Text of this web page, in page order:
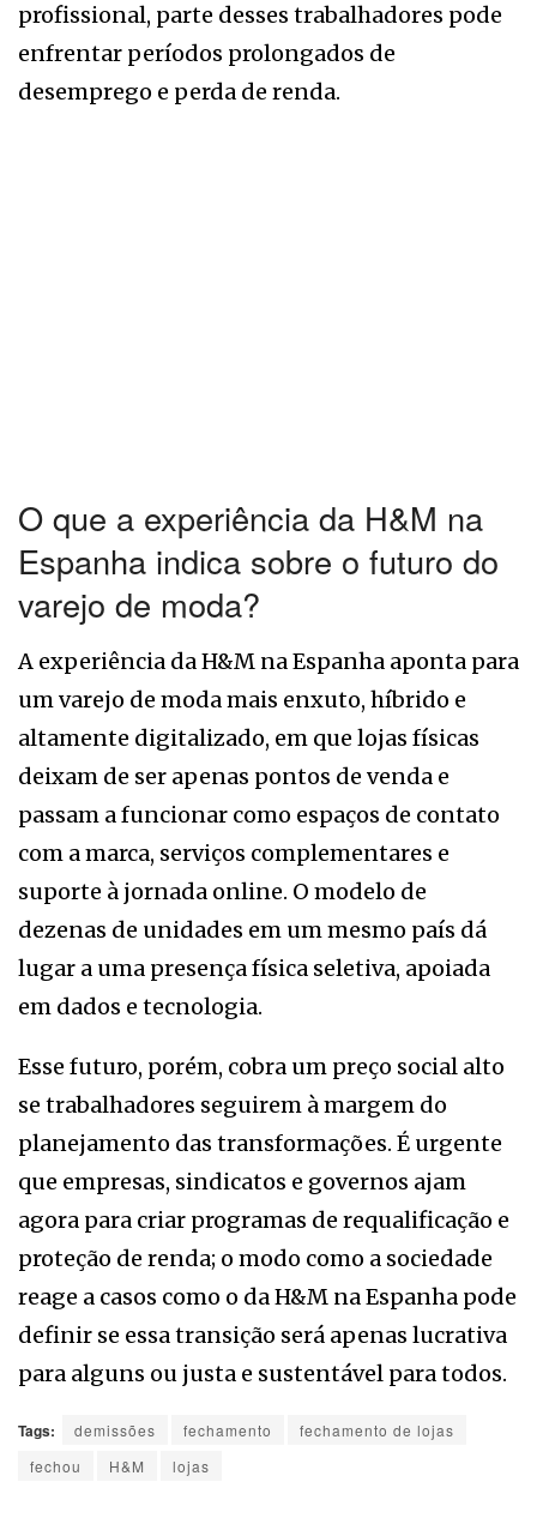
profissional, parte desses trabalhadores pode
enfrentar períodos prolongados de
desemprego e perda de renda.
O que a experiência da H&M na
Espanha indica sobre o futuro do
varejo de moda?
A experiência da H&M na Espanha aponta para
um varejo de moda mais enxuto, híbrido e
altamente digitalizado, em que lojas físicas
deixam de ser apenas pontos de venda e
passam a funcionar como espaços de contato
com a marca, serviços complementares e
suporte à jornada online. O modelo de
dezenas de unidades em um mesmo país dá
lugar a uma presença física seletiva, apoiada
em dados e tecnologia.
Esse futuro, porém, cobra um preço social alto
se trabalhadores seguirem à margem do
planejamento das transformações. É urgente
que empresas, sindicatos e governos ajam
agora para criar programas de requalificação e
proteção de renda; o modo como a sociedade
reage a casos como o da H&M na Espanha pode
definir se essa transição será apenas lucrativa
para alguns ou justa e sustentável para todos.
Tags: demissões fechamento
fechamento de lojas
fechou
H&M lojas